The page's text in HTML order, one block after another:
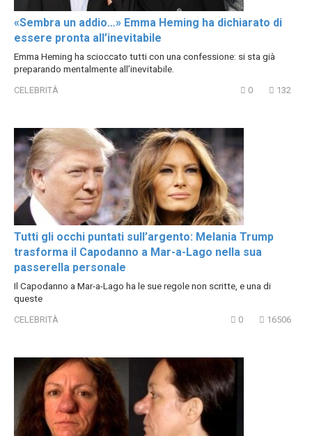
«Sembra un addio…» Emma Heming ha dichiarato di
essere pronta all’inevitabile
Emma Heming ha scioccato tutti con una confessione: si sta già
preparando mentalmente all’inevitabile.
CELEBRITÀ 0 132
Tutti gli occhi puntati sull’argento: Melania Trump
trasforma il Capodanno a Mar-a-Lago nella sua
passerella personale
Il Capodanno a Mar-a-Lago ha le sue regole non scritte, e una di
queste
CELEBRITÀ 0 16506